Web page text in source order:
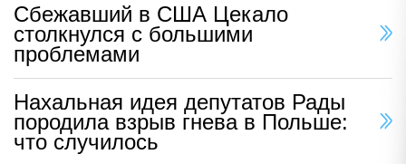
Сбежавший в США Цекало
столкнулся с большими
проблемами
Нахальная идея депутатов Рады
породила взрыв гнева в Польше:
что случилось